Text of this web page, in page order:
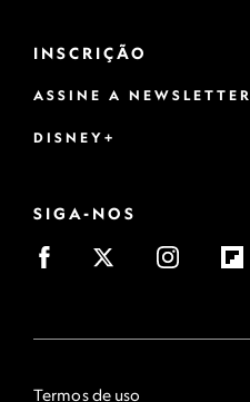
INSCRIÇÃO
ASSINE A NEWSLETTER
DISNEY+
SIGA-NOS
Termos de uso